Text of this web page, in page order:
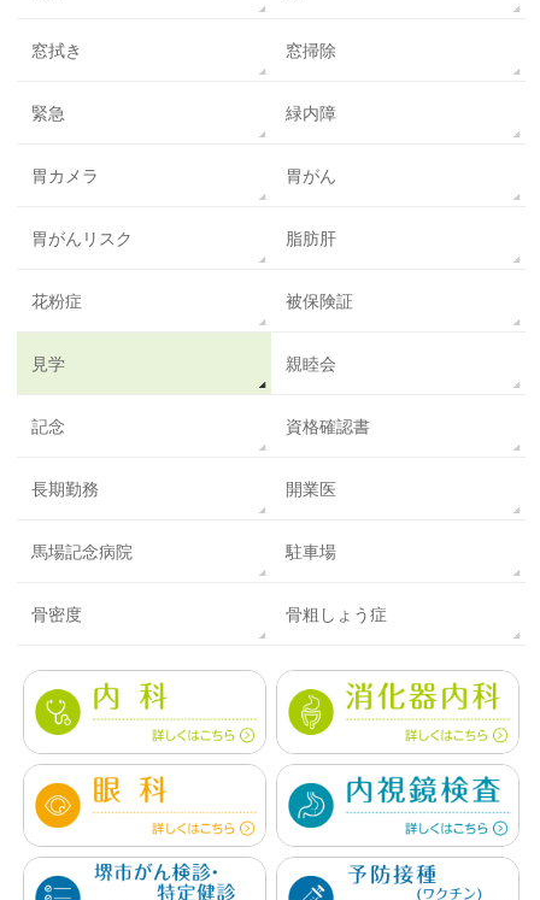
窓拭き 窓掃除
緊急 緑内障
胃カメラ 胃がん
胃がんリスク 脂肪肝
花粉症 被保険証
見学 親睦会
記念 資格確認書
長期勤務 開業医
馬場記念病院 駐車場
骨密度 骨粗しょう症